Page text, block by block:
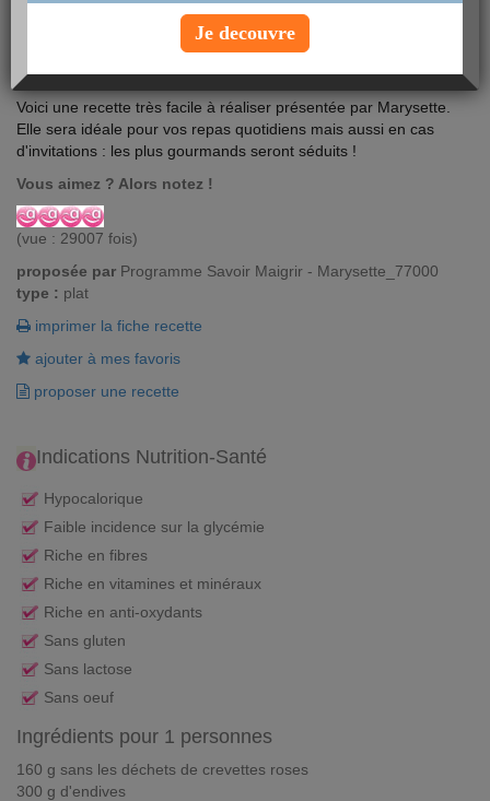
Voici une recette très facile à réaliser présentée par Marysette.
Elle sera idéale pour vos repas quotidiens mais aussi en cas
d'invitations : les plus gourmands seront séduits !
Vous aimez ? Alors notez !
(vue : 29007 fois)
proposée par Programme Savoir Maigrir - Marysette_77000
type : plat
imprimer la fiche recette
ajouter à mes favoris
proposer une recette
Indications Nutrition-Santé
Hypocalorique
Faible incidence sur la glycémie
Riche en fibres
Riche en vitamines et minéraux
Riche en anti-oxydants
Sans gluten
Sans lactose
Sans oeuf
Ingrédients pour 1 personnes
160 g sans les déchets de crevettes roses
300 g d'endives
Je decouvre